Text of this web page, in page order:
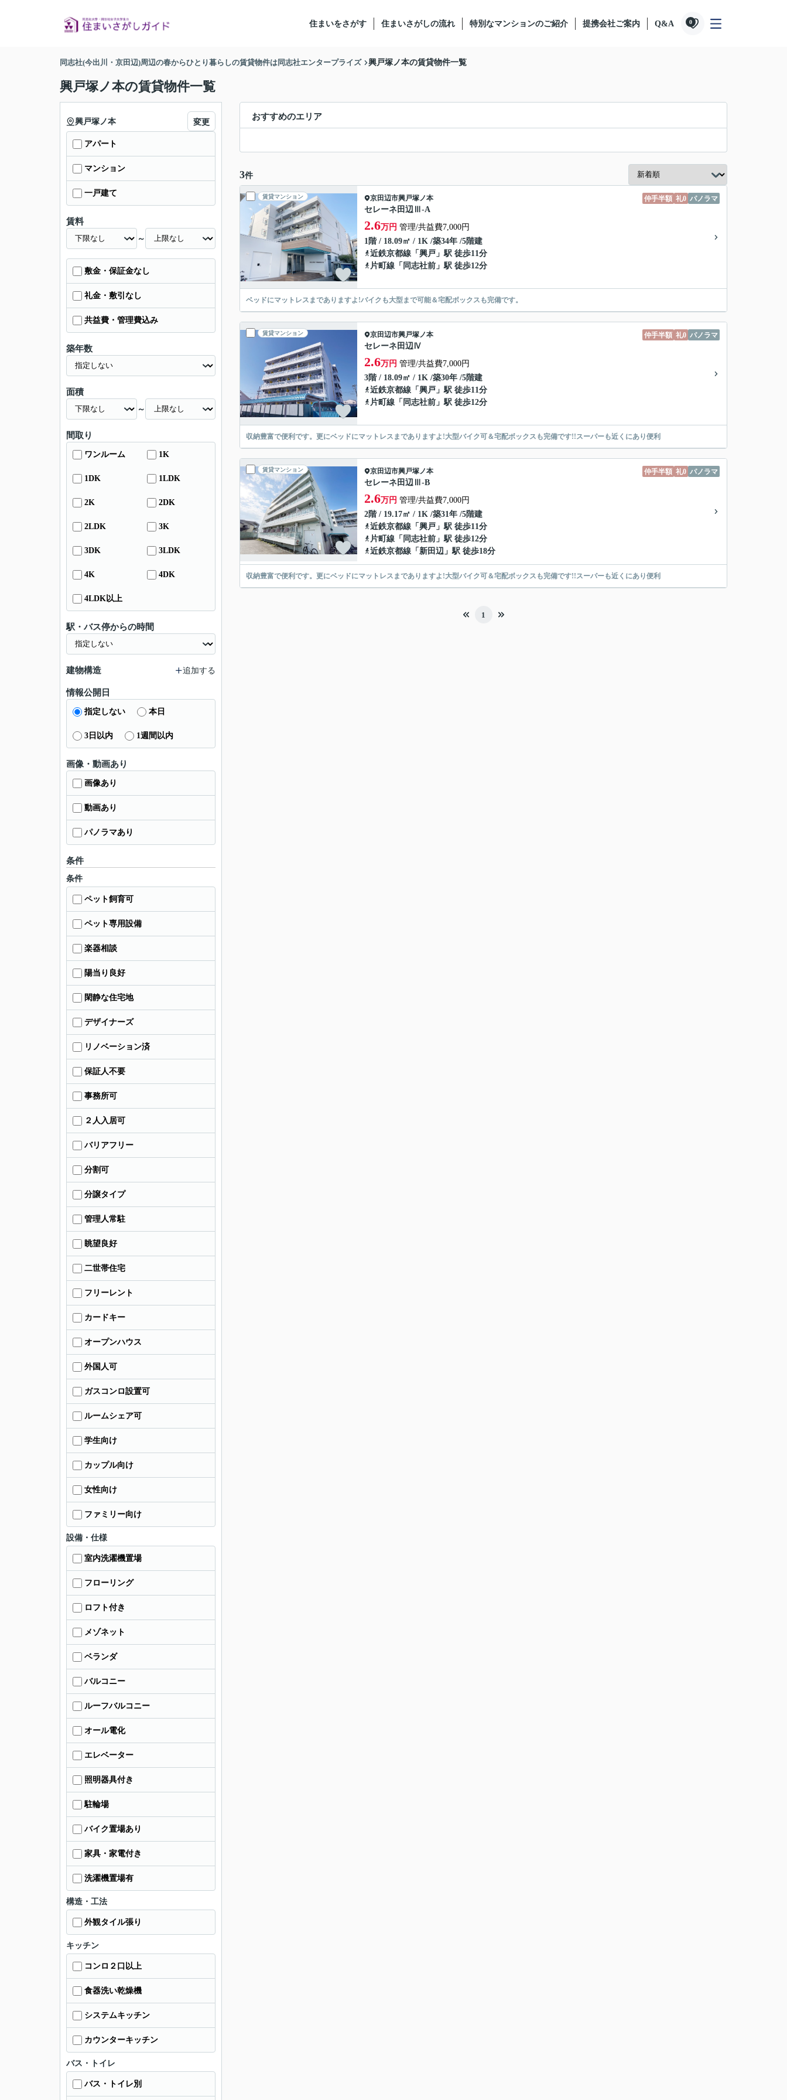
住まいをさがす 住まいさがしの流れ 特別なマンションのご紹介 提携会社ご案内 Q&A 0
同志社(今出川・京田辺)周辺の春からひとり暮らしの賃貸物件は同志社エンタープライズ 興戸塚ノ本の賃貸物件一覧
興戸塚ノ本の賃貸物件一覧
おすすめのエリア
3件
賃貸マンション 仲手半額 礼0 パノラマ
京田辺市興戸塚ノ本
セレーネ田辺Ⅲ-A
2.6万円 管理/共益費7,000円
1階 / 18.09㎡ / 1K /築34年 /5階建
近鉄京都線 「 興戸 」駅 徒歩11分
片町線 「 同志社前 」駅 徒歩12分
ベッドにマットレスまでありますよ!バイクも大型まで可能＆宅配ボックスも完備です。
賃貸マンション 仲手半額 礼0 パノラマ
京田辺市興戸塚ノ本
セレーネ田辺Ⅳ
2.6万円 管理/共益費7,000円
3階 / 18.09㎡ / 1K /築30年 /5階建
近鉄京都線 「 興戸 」駅 徒歩11分
片町線 「 同志社前 」駅 徒歩12分
収納豊富で便利です。更にベッドにマットレスまでありますよ!大型バイク可＆宅配ボックスも完備です!!スーパーも近くにあり便利
賃貸マンション 仲手半額 礼0 パノラマ
京田辺市興戸塚ノ本
セレーネ田辺Ⅲ-B
2.6万円 管理/共益費7,000円
2階 / 19.17㎡ / 1K /築31年 /5階建
近鉄京都線 「 興戸 」駅 徒歩11分
片町線 「 同志社前 」駅 徒歩12分
近鉄京都線 「 新田辺 」駅 徒歩18分
収納豊富で便利です。更にベッドにマットレスまでありますよ!大型バイク可＆宅配ボックスも完備です!!スーパーも近くにあり便利
1
興戸塚ノ本 変更
アパート
マンション
一戸建て
賃料
～
敷金・保証金なし
礼金・敷引なし
共益費・管理費込み
築年数
面積
～
間取り
ワンルーム 1K
1DK 1LDK
2K 2DK
2LDK 3K
3DK 3LDK
4K 4DK
4LDK以上
駅・バス停からの時間
建物構造 追加する
情報公開日
指定しない 本日
3日以内 1週間以内
画像・動画あり
画像あり
動画あり
パノラマあり
条件
条件
ペット飼育可
ペット専用設備
楽器相談
陽当り良好
閑静な住宅地
デザイナーズ
リノベーション済
保証人不要
事務所可
２人入居可
バリアフリー
分割可
分譲タイプ
管理人常駐
眺望良好
二世帯住宅
フリーレント
カードキー
オープンハウス
外国人可
ガスコンロ設置可
ルームシェア可
学生向け
カップル向け
女性向け
ファミリー向け
設備・仕様
室内洗濯機置場
フローリング
ロフト付き
メゾネット
ベランダ
バルコニー
ルーフバルコニー
オール電化
エレベーター
照明器具付き
駐輪場
バイク置場あり
家具・家電付き
洗濯機置場有
構造・工法
外観タイル張り
キッチン
コンロ２口以上
食器洗い乾燥機
システムキッチン
カウンターキッチン
バス・トイレ
バス・トイレ別